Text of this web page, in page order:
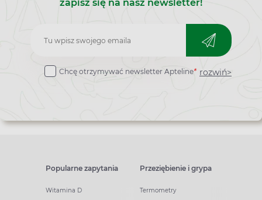
zapisz się na nasz newsletter!
Zapisz
do
Chcę otrzymywać newsletter Apteline* rozwiń>
Popularne zapytania
Witamina D
Przeziębienie i grypa
Termometry